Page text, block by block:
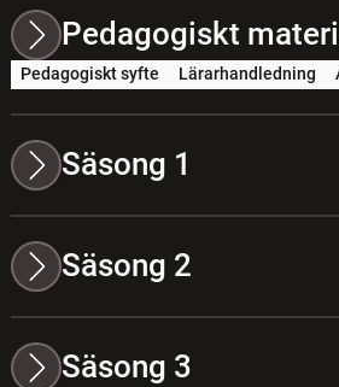
Pedagogiskt
Pedagogiskt syfte Lärarhandledning
Säsong 1
Säsong 2
Säsong 3